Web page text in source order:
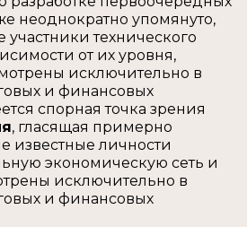
неоднократно упомянуто,
технического
от их уровня,
исключительно в
и финансовых
спорная точка зрения
, гласящая примерно
известные личности
экономическую сеть и
исключительно в
и финансовых